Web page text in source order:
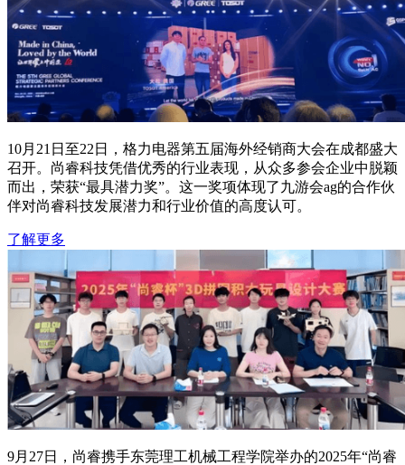
10月21日至22日，格力电器第五届海外经销商大会在成都盛大
召开。尚睿科技凭借优秀的行业表现，从众多参会企业中脱颖
而出，荣获“最具潜力奖”。这一奖项体现了九游会ag的合作伙
伴对尚睿科技发展潜力和行业价值的高度认可。
了解更多
9月27日，尚睿携手东莞理工机械工程学院举办的2025年“尚睿